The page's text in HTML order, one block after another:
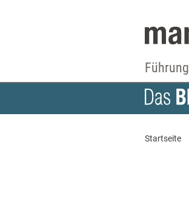
Führung
Startseite